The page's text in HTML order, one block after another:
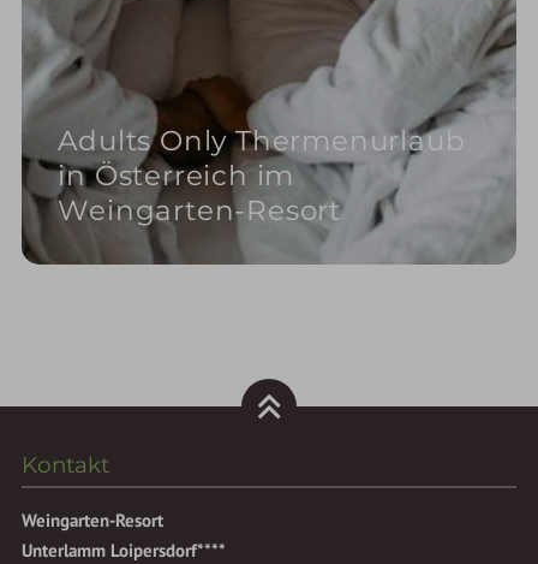
Adults Only Thermenurlaub
in Österreich im
Weingarten-Resort
Kontakt
Weingarten-Resort
Unterlamm Loipersdorf****